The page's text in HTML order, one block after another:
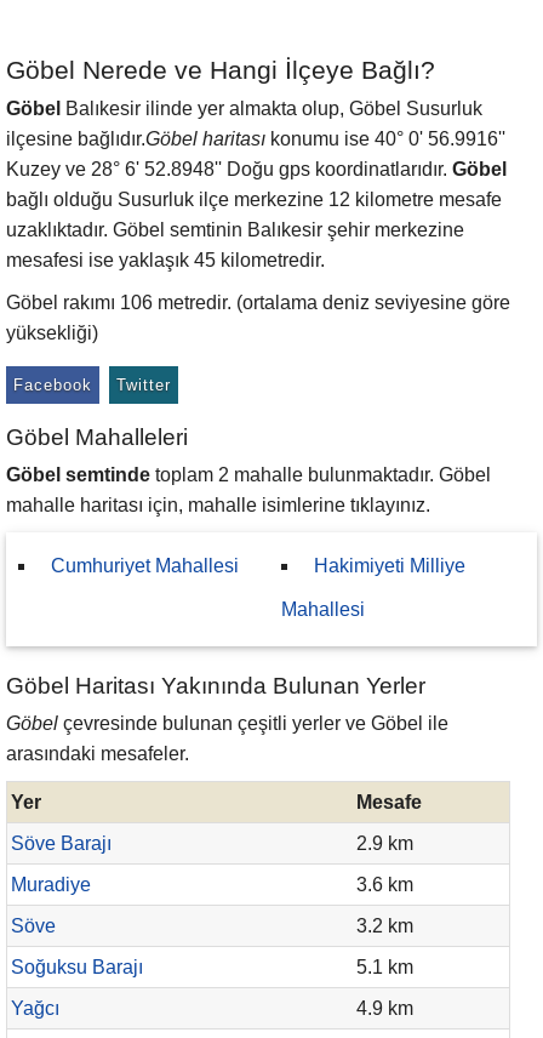
Göbel Nerede ve Hangi İlçeye Bağlı?
Göbel Balıkesir ilinde yer almakta olup, Göbel Susurluk
ilçesine bağlıdır.Göbel haritası konumu ise 40° 0' 56.9916''
Kuzey ve 28° 6' 52.8948'' Doğu gps koordinatlarıdır. Göbel
bağlı olduğu Susurluk ilçe merkezine 12 kilometre mesafe
uzaklıktadır. Göbel semtinin Balıkesir şehir merkezine
mesafesi ise yaklaşık 45 kilometredir.
Göbel rakımı 106 metredir. (ortalama deniz seviyesine göre
yüksekliği)
Facebook Twitter
Göbel Mahalleleri
Göbel semtinde toplam 2 mahalle bulunmaktadır. Göbel
mahalle haritası için, mahalle isimlerine tıklayınız.
Cumhuriyet Mahallesi Hakimiyeti Milliye
Mahallesi
Göbel Haritası Yakınında Bulunan Yerler
Göbel çevresinde bulunan çeşitli yerler ve Göbel ile
arasındaki mesafeler.
Yer
Mesafe
Söve Barajı
2.9 km
Muradiye
3.6 km
Söve
3.2 km
Soğuksu Barajı
5.1 km
Yağcı
4.9 km